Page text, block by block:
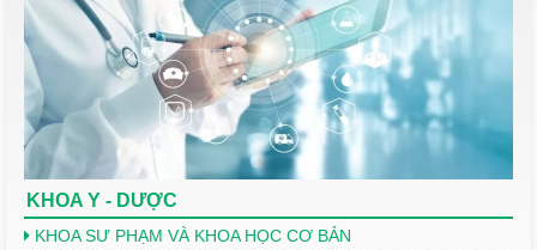
KHOA Y - DƯỢC
KHOA SƯ PHẠM VÀ KHOA HỌC CƠ BẢN